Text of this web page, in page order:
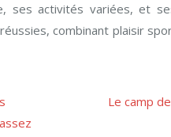
ses activités variées, et
combinant plaisir
Le camp